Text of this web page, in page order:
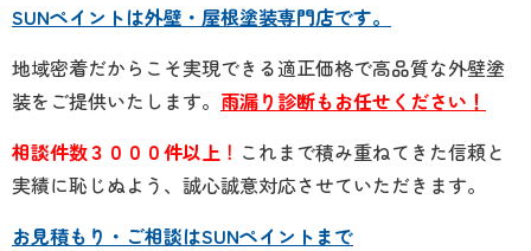
SUNペイントは外壁・屋根塗装専門店です。
地域密着だからこそ実現できる適正価格で高品質な外壁塗
装をご提供いたします。 雨漏り診断もお任せください！
相談件数３０００件以上 ！ これまで積み重ねてきた信頼と
実績に恥じぬよう、誠心誠意対応させていただきます。
お見積もり・ご相談はSUNペイントまで